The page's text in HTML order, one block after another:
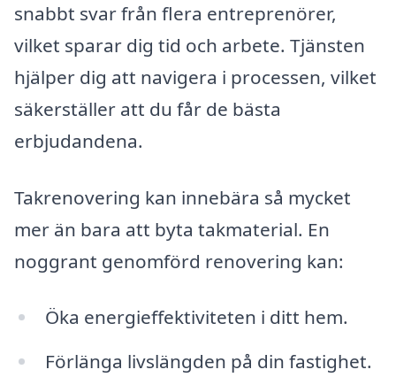
snabbt svar från flera entreprenörer,
vilket sparar dig tid och arbete. Tjänsten
hjälper dig att navigera i processen, vilket
säkerställer att du får de bästa
erbjudandena.
Takrenovering kan innebära så mycket
mer än bara att byta takmaterial. En
noggrant genomförd renovering kan:
Öka energieffektiviteten i ditt hem.
Förlänga livslängden på din fastighet.